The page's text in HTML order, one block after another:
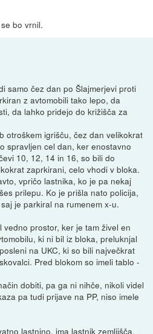
bo vrnil.
samo čez dan po Šlajmerjevi proti
z avtomobili tako lepo, da
da lahko pridejo do križišča za
otroškem igrišču, čez dan velikokrat
spravljen cel dan, ker enostavno
10, 12, 14 in 16, so bili do
zaprkirani, celo vhodi v bloka.
vpričo lastnika, ko je pa nekaj
prilepu. Ko je prišla nato policija,
je parkiral na rumenem x-u.
prostor, ker je tam živel en
ki ni bil iz bloka, preluknjal
na UKC, ki so bili največkrat
Pred blokom so imeli tablo -
dobiti, pa ga ni nihče, nikoli videl
pa tudi prijave na PP, niso imele
lastnino, ima lastnik zemljišča,